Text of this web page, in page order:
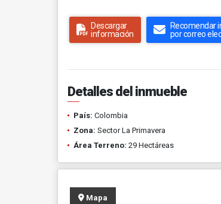
Descargar
información
Recomendar
por correo
Detalles del inmueble
País: Colombia
Zona: Sector La Primavera
Área Terreno: 29 Hectáreas
Mapa